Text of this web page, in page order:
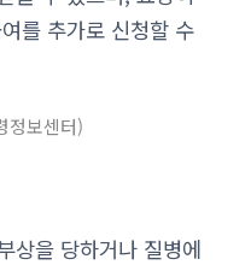
를 추가로 신청할 수
정보센터
상을 당하거나 질병에